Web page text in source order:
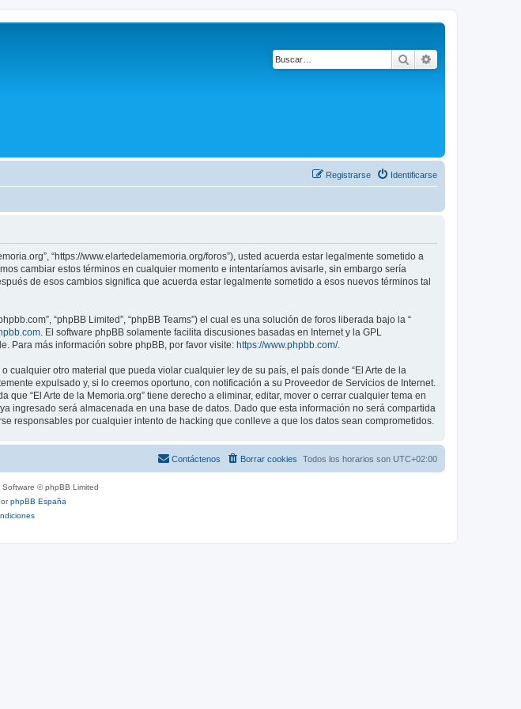
Buscar
Identificarse
Registrarse
“https://www.elartedelamemoria.org/foros”), usted acuerda estar legalmente sometido a
cambiar estos términos en cualquier momento e intentaríamos avisarle, sin embargo sería
de esos cambios significa que acuerda estar legalmente sometido a esos nuevos términos tal
“phpBB Limited”, “phpBB Teams”) el cual es una solución de foros liberada bajo la “
. El software phpBB solamente facilita discusiones basadas en Internet y la GPL
Para más información sobre phpBB, por favor visite: https://www.phpbb.com/.
otro material que pueda violar cualquier ley de su país, el país donde “El Arte de la
expulsado y, si lo creemos oportuno, con notificación a su Proveedor de Servicios de Internet.
“El Arte de la Memoria.org” tiene derecho a eliminar, editar, mover o cerrar cualquier tema en
ingresado será almacenada en una base de datos. Dado que esta información no será compartida
responsables por cualquier intento de hacking que conlleve a que los datos sean comprometidos.
Todos los horarios son UTC+02:00
Borrar cookies
Contáctenos
Software © phpBB Limited
phpBB España